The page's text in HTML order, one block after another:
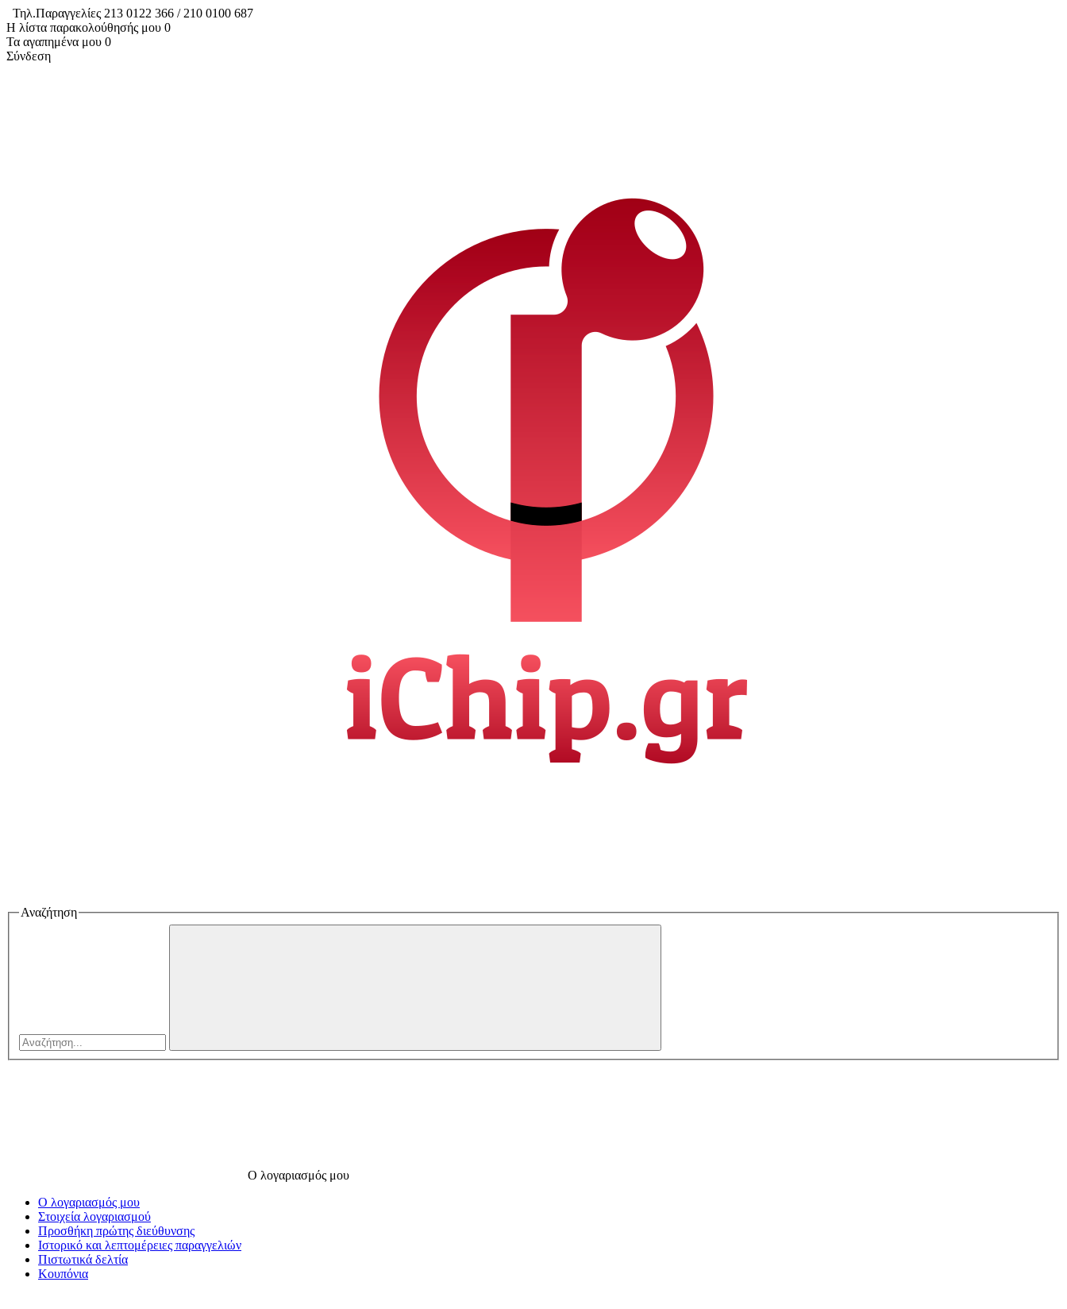
Τηλ.Παραγγελίες 213 0122 366 / 210 0100 687
Η λίστα παρακολούθησής μου 0
Τα αγαπημένα μου 0
Σύνδεση
Αναζήτηση
Ο λογαριασμός μου
Ο λογαριασμός μου
Στοιχεία λογαριασμού
Προσθήκη πρώτης διεύθυνσης
Ιστορικό και λεπτομέρειες παραγγελιών
Πιστωτικά δελτία
Κουπόνια